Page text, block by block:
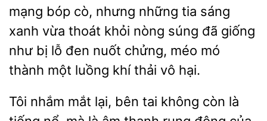
mạng bóp cò, nhưng những tia sáng
xanh vừa thoát khỏi nòng súng đã giống
như
lỗ đen nuốt chửng, méo mó
thành một luồng khí thải vô hại.
Tôi nhắm mắt lại,
tai không còn là